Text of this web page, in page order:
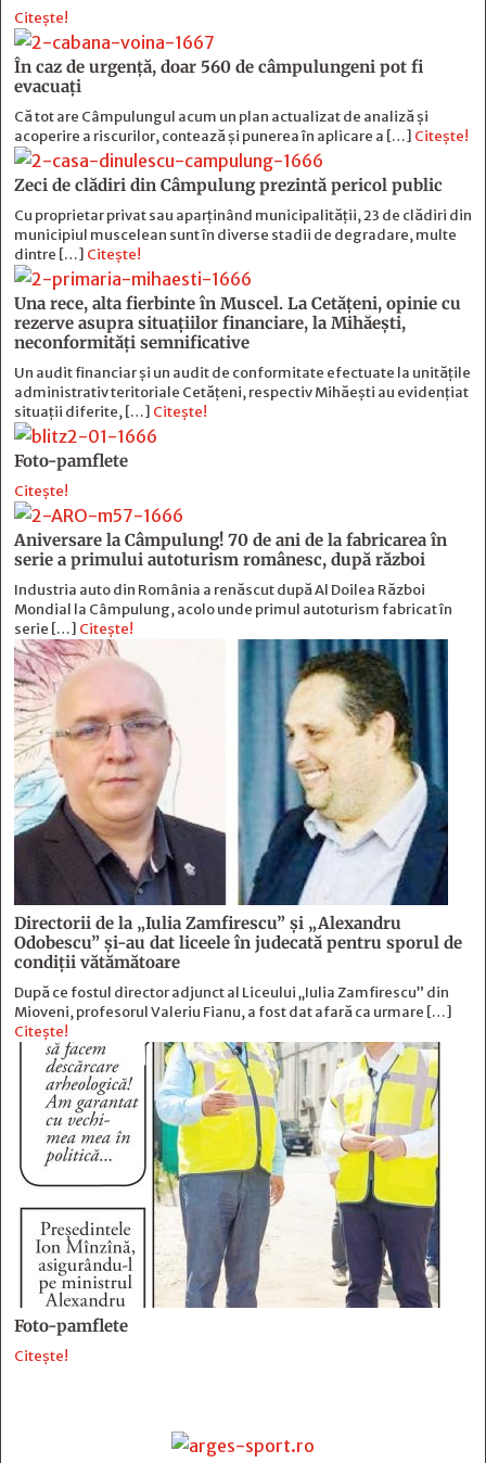
Citește!
În caz de urgență, doar 560 de câmpulungeni pot fi
evacuați
Că tot are Câmpulungul acum un plan actualizat de analiză și
acoperire a riscurilor, contează și punerea în aplicare a […] Citește!
Zeci de clădiri din Câmpulung prezintă pericol public
Cu proprietar privat sau aparținând municipalității, 23 de clădiri din
municipiul muscelean sunt în diverse stadii de degradare, multe
dintre […] Citește!
Una rece, alta fierbinte în Muscel. La Cetăţeni, opinie cu
rezerve asupra situaţiilor financiare, la Mihăeşti,
neconformităţi semnificative
Un audit financiar și un audit de conformitate efectuate la unitățile
administrativ teritoriale Cetățeni, respectiv Mihăești au evidențiat
situații diferite, […] Citește!
Foto-pamflete
Citește!
Aniversare la Câmpulung! 70 de ani de la fabricarea în
serie a primului autoturism românesc, după război
Industria auto din România a renăscut după Al Doilea Război
Mondial la Câmpulung, acolo unde primul autoturism fabricat în
serie […] Citește!
Directorii de la „Iulia Zamfirescu” și „Alexandru
Odobescu” și-au dat liceele în judecată pentru sporul de
condiții vătămătoare
După ce fostul director adjunct al Liceului „Iulia Zamfirescu” din
Mioveni, profesorul Valeriu Fianu, a fost dat afară ca urmare […]
Citește!
Foto-pamflete
Citește!